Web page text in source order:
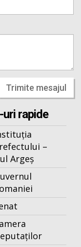
Trimite mesajul
uri rapide
–
Argeș